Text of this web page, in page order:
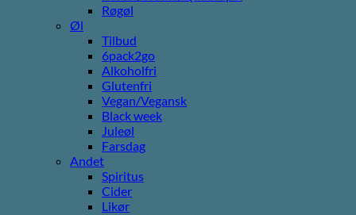
Røgøl
Øl
Tilbud
6pack2go
Alkoholfri
Glutenfri
Vegan/Vegansk
Black week
Juleøl
Farsdag
Andet
Spiritus
Cider
Likør